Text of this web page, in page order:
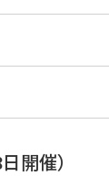
開催）